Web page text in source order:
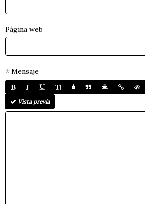
Página web
Mensaje
Vista previa